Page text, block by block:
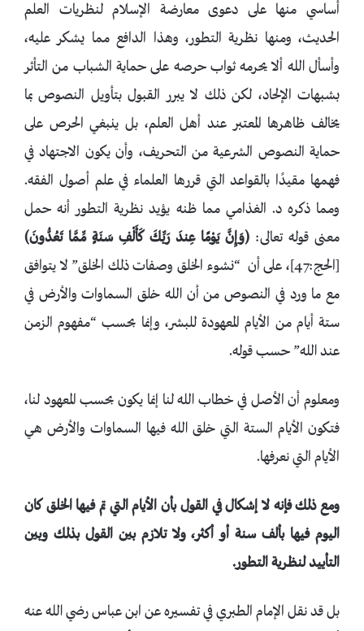
أساسي منها على دعوى معارضة الإسلام لنظريات العلم
الحديث، ومنها نظرية التطور، وهذا الدافع مما يشكر عليه،
وأسأل الله ألا يحرمه ثواب حرصه على حماية الشباب من التأثر
بشبهات الإلحاد، لكن ذلك لا يبرر القبول بتأويل النصوص بما
يخالف ظاهرها المعتبر عند أهل العلم، بل ينبغي الحرص على
حماية النصوص الشرعية من التحريف، وأن يكون الاجتهاد في
فهمها مقيدًا بالقواعد التي قررها العلماء في علم أصول الفقه.
ومما ذكره د. الغذامي مما ظنه يؤيد نظرية التطور أنه حمل
معنى قوله تعالى: ﴿وَإِنَّ يَوْمًا عِندَ رَبِّكَ كَأَلْفِ سَنَةٍ مِّمَّا تَعُدُّونَ﴾
[الحج:47]، على أن “نشوء الخلق وصفات ذلك الخلق” لا يتوافق
مع ما ورد في النصوص من أن الله خلق السماوات والأرض في
ستة أيام من الأيام المعهودة للبشر، وإنما بحسب “مفهوم الزمن
عند الله” حسب قوله.
ومعلوم أن الأصل في خطاب الله لنا إنما يكون بحسب المعهود لنا،
فتكون الأيام الستة التي خلق الله فيها السماوات والأرض هي
الأيام التي نعرفها.
ومع ذلك فإنه لا إشكال في القول بأن الأيام التي تم فيها الخلق كان
اليوم فيها بألف سنة أو أكثر، ولا تلازم بين القول بذلك وبين
التأييد لنظرية التطور.
بل قد نقل الإمام الطبري في تفسيره عن ابن عباس رضي الله عنه